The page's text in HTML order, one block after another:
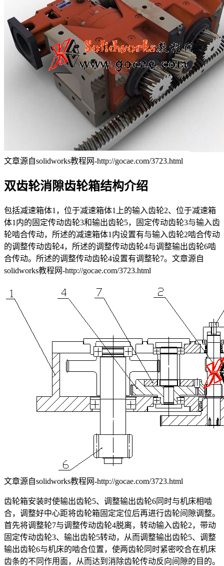
文章源自solidworks教程网-http://gocae.com/3723.html
双齿轮消隙齿轮箱结构介绍
包括减速箱体1，位于减速箱体1上的输入齿轮2、位于减速箱
体1内的固定传动齿轮3和输出齿轮5，固定传动齿轮3与输入齿
轮啮合传动，所述的减速箱体1内设置有与输入齿轮2啮合传动
的调整传动齿轮4，所述的调整传动齿轮4与调整输出齿轮6啮
合传动。所述的调整传动齿轮4设置有调整轮7。 文章源自
solidworks教程网-http://gocae.com/3723.html
文章源自solidworks教程网-http://gocae.com/3723.html
齿轮箱安装时使输出齿轮5、调整输出齿轮6同时与机床相啮
合，调整好中心距将齿轮箱固定定位后再进行齿轮间隙调整。
首先将调整轮7与调整传动齿轮4脱离，转动输入齿轮2，带动
固定传动齿轮3、输出齿轮5转动，从而调整输出齿轮5、调整
输出齿轮6与机床的啮合位置，使两齿轮同时紧密咬合在机床
齿条的不同作用面，从而达到消除齿轮传动反向间隙的目的。